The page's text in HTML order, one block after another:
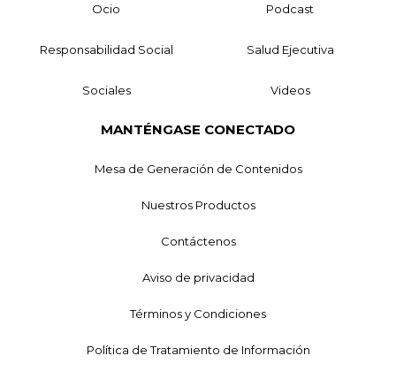
Ocio Podcast
Responsabilidad Social Salud Ejecutiva
Sociales Videos
MANTÉNGASE CONECTADO
Mesa de Generación de Contenidos
Nuestros Productos
Contáctenos
Aviso de privacidad
Términos y Condiciones
Política de Tratamiento de Información